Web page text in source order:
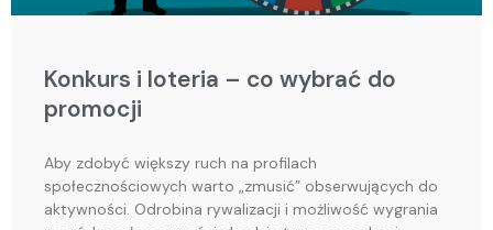
Konkurs i loteria – co wybrać do
promocji
Aby zdobyć większy ruch na profilach
społecznościowych warto „zmusić” obserwujących do
aktywności. Odrobina rywalizacji i możliwość wygrania